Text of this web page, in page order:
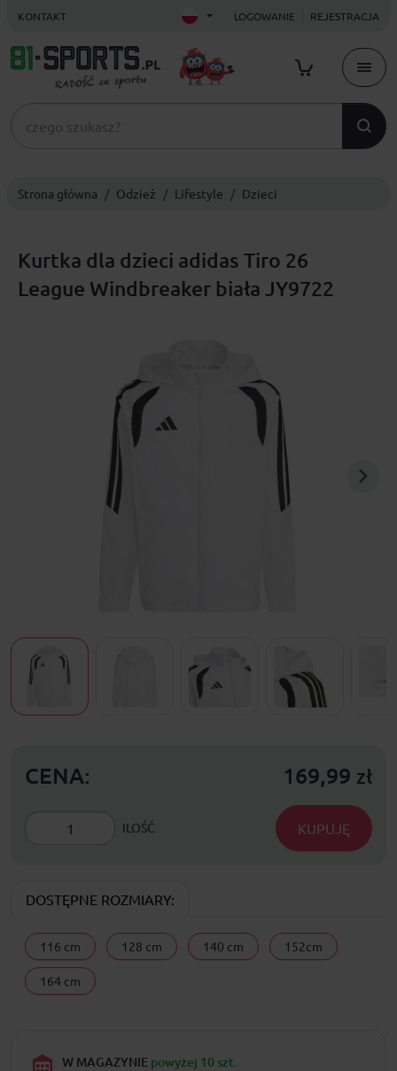
KONTAKT LOGOWANIE REJESTRACJA
Strona główna Odzież Lifestyle Dzieci
Kurtka dla dzieci adidas Tiro 26
League Windbreaker biała JY9722
CENA: 169,99 zł
ILOŚĆ KUPUJĘ
DOSTĘPNE ROZMIARY:
116 cm 128 cm 140 cm 152cm
164 cm
W MAGAZYNIE powyżej 10 szt.